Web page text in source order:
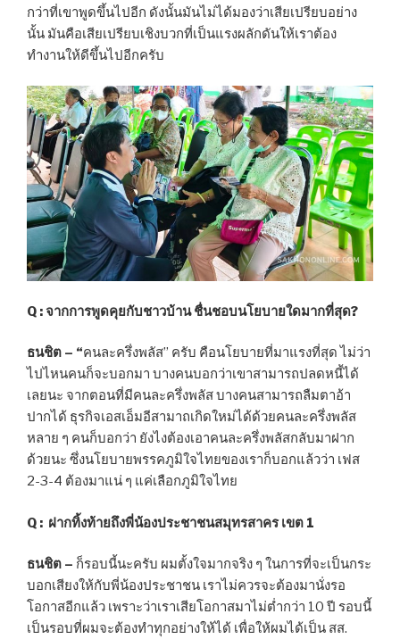
กว่าที่เขาพูดขึ้นไปอีก ดังนั้นมันไม่ได้มองว่าเสียเปรียบอย่าง
นั้น มันคือเสียเปรียบเชิงบวกที่เป็นแรงผลักดันให้เราต้อง
ทำงานให้ดีขึ้นไปอีกครับ
Q : จากการพูดคุยกับชาวบ้าน ชื่นชอบนโยบายใดมากที่สุด?
ธนชิต – “คนละครึ่งพลัส” ครับ คือนโยบายที่มาแรงที่สุด ไม่ว่า
ไปไหนคนก็จะบอกมา บางคนบอกว่าเขาสามารถปลดหนี้ได้
เลยนะ จากตอนที่มีคนละครึ่งพลัส บางคนสามารถลืมตาอ้า
ปากได้ ธุรกิจเอสเอ็มอีสามาถเกิดใหม่ได้ด้วยคนละครึ่งพลัส
หลาย ๆ คนก็บอกว่า ยังไงต้องเอาคนละครึ่งพลัสกลับมาฝาก
ด้วยนะ ซึ่งนโยบายพรรคภูมิใจไทยของเราก็บอกแล้วว่า เฟส
2-3-4 ต้องมาแน่ ๆ แค่เลือกภูมิใจไทย
Q : ฝากทิ้งท้ายถึงพี่น้องประชาชนสมุทรสาคร เขต 1
ธนชิต – ก็รอบนี้นะครับ ผมตั้งใจมากจริง ๆ ในการที่จะเป็นกระ
บอกเสียงให้กับพี่น้องประชาชน เราไม่ควรจะต้องมานั่งรอ
โอกาสอีกแล้ว เพราะว่าเราเสียโอกาสมาไม่ต่ำกว่า 10 ปี รอบนี้
เป็นรอบที่ผมจะต้องทำทุกอย่างให้ได้ เพื่อให้ผมได้เป็น สส.